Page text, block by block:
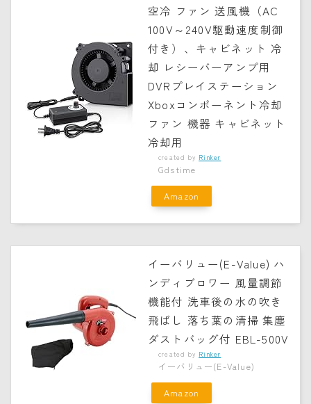
空冷 ファン 送風機（AC
100V～240V駆動速度制御
付き）、キャビネット 冷
却 レシーバーアンプ用
DVRプレイステーション
Xboxコンポーネント冷却
ファン 機器 キャビネット
冷却用
created by Rinker
Gdstime
Amazon
イーバリュー(E-Value) ハ
ンディブロワー 風量調節
機能付 洗車後の水の吹き
飛ばし 落ち葉の清掃 集塵
ダストバッグ付 EBL-500V
created by Rinker
イーバリュー(E-Value)
Amazon